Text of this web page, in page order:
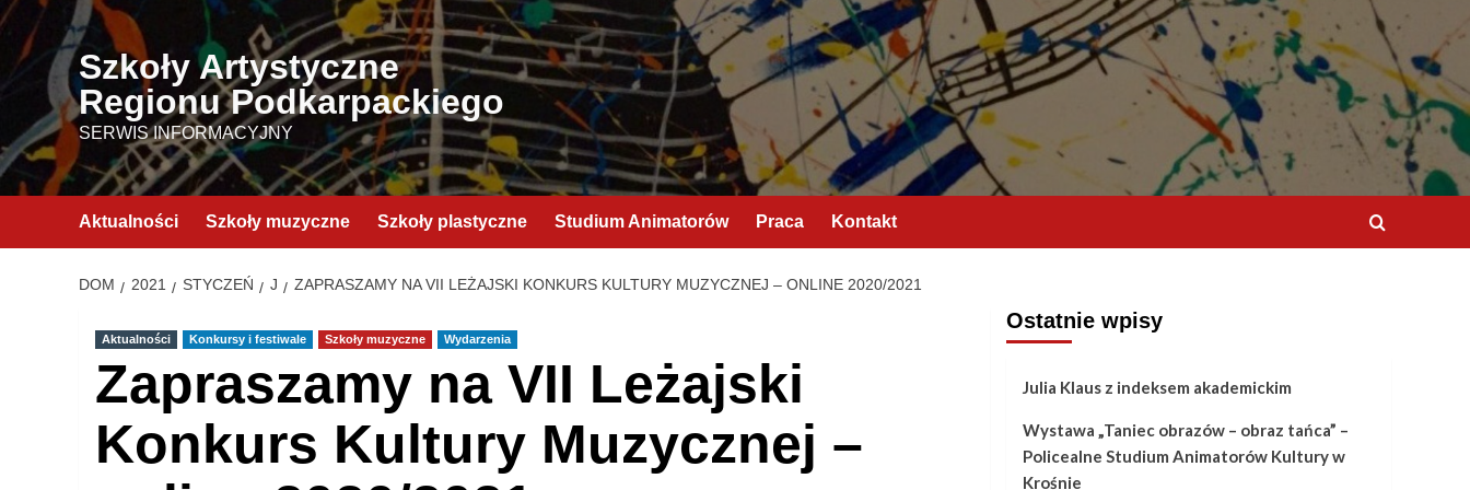
Przejdź
treści
Szkoły Artystyczne
Regionu Podkarpackiego
SERWIS INFORMACYJNY
Aktualności Szkoły muzyczne Szkoły plastyczne Studium Animatorów Praca Kontakt
DOM 2021 STYCZEŃ J ZAPRASZAMY NA VII LEŻAJSKI KONKURS KULTURY MUZYCZNEJ – ONLINE 2020/2021
Aktualności Konkursy i festiwale Szkoły muzyczne Wydarzenia
Zapraszamy na VII Leżajski
Konkurs Kultury Muzycznej –
Ostatnie wpisy
Julia Klaus z indeksem akademickim
Wystawa „Taniec obrazów – obraz tańca” –
Policealne Studium Animatorów Kultury w
Krośnie